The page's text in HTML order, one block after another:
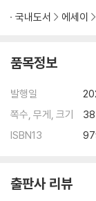
04. 몰아세우면 부작
05. 사람은 절대 평가
07. 조언에도 형태가
09. 타인의 시간을
10. 빈말이라도 괜찮
12. 계산기를 두드리
5부. 눈만 뜨면 사라
01. 돈에도 패턴이 있다.
국내도서 에세이
품목정보
발행일
쪽수, 무게, 크기
ISBN13
출판사 리뷰